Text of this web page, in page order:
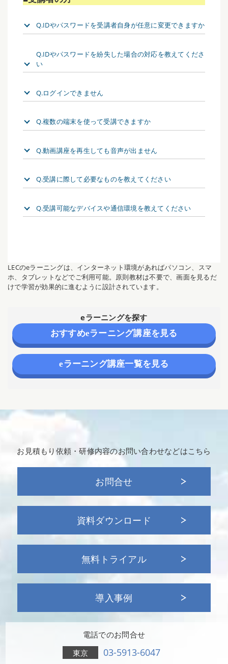
Q.IDやパスワードを受講者自身が任意に変更できますか
Q.IDやパスワードを紛失した場合の対応を教えてくださ
い
Q.ログインできません
Q.複数の端末を使って受講できますか
Q.動画講座を再生しても音声が出ません
Q.受講に際して必要なものを教えてください
Q.受講可能なデバイスや通信環境を教えてください
LECのeラーニングは、インターネット環境があればパソコン、スマ
ホ、タブレットなどでご利用可能。原則教材は不要で、画面を見るだ
けで学習が効果的に進むように設計されています。
eラーニングを探す
おすすめeラーニング講座を見る
eラーニング講座一覧を見る
お見積もり依頼・研修内容のお問い合わせなどはこちら
お問合せ
資料ダウンロード
無料トライアル
導入事例
電話でのお問合せ
東京
03-5913-6047